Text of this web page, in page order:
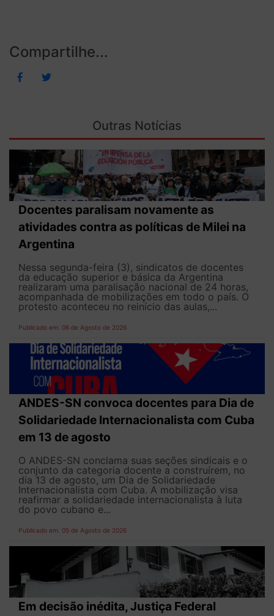
Compartilhe...
Outras Notícias
Docentes paralisam novamente as
atividades contra as políticas de Milei na
Argentina
Nessa segunda-feira (3), sindicatos de docentes
da educação superior e básica da Argentina
realizaram uma paralisação nacional de 24 horas,
acompanhada de mobilizações em todo o país. O
protesto aconteceu no reinício das aulas,...
Publicado em: 06 de Agosto de 2026
ANDES-SN convoca docentes para Dia de
Solidariedade Internacionalista com Cuba
em 13 de agosto
O ANDES-SN conclama suas seções sindicais e o
conjunto da categoria docente a construírem, no
dia 13 de agosto, um Dia de Solidariedade
Internacionalista com Cuba. A mobilização visa
reafirmar a solidariedade internacionalista à luta
do povo cubano e...
Publicado em: 05 de Agosto de 2026
Em decisão inédita, Justiça Federal